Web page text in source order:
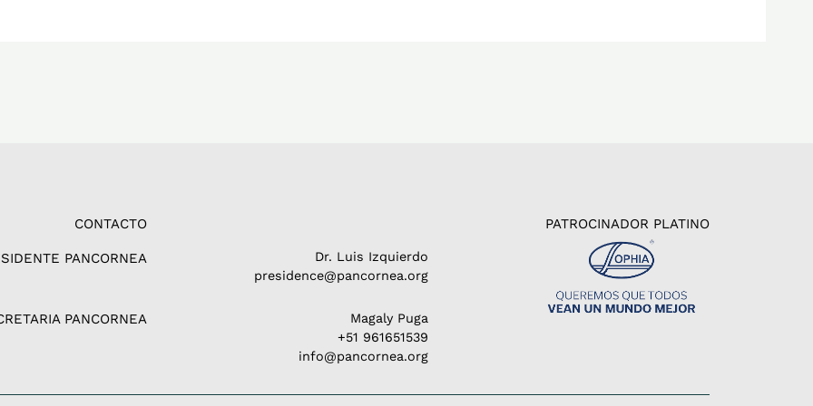
CONTACTO
PANCORNEA
PANCORNEA
Dr. Luis Izquierdo
presidence@pancornea.org
Magaly Puga
+51 961651539
info@pancornea.org
PATROCINADOR PLATINO